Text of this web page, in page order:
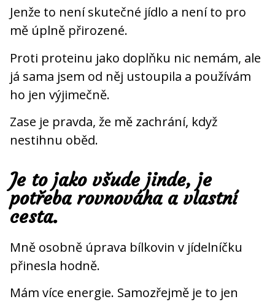
Jenže to není skutečné jídlo a není to pro
mě úplně přirozené.
Proti proteinu jako doplňku nic nemám, ale
já sama jsem od něj ustoupila a používám
ho jen výjimečně.
Zase je pravda, že mě zachrání, když
nestihnu oběd.
Je to jako všude jinde, je
potřeba rovnováha a vlastní
cesta.
Mně osobně úprava bílkovin v jídelníčku
přinesla hodně.
Mám více energie. Samozřejmě je to jen